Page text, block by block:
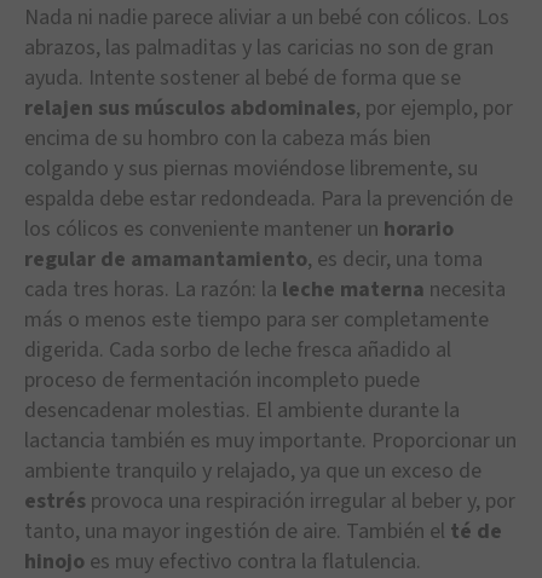
Nada ni nadie parece aliviar a un bebé con cólicos. Los
abrazos, las palmaditas y las caricias no son de gran
ayuda. Intente sostener al bebé de forma que se
relajen sus músculos abdominales, por ejemplo, por
encima de su hombro con la cabeza más bien
colgando y sus piernas moviéndose libremente, su
espalda debe estar redondeada. Para la prevención de
los cólicos es conveniente mantener un horario
regular de amamantamiento, es decir, una toma
cada tres horas. La razón: la leche materna necesita
más o menos este tiempo para ser completamente
digerida. Cada sorbo de leche fresca añadido al
proceso de fermentación incompleto puede
desencadenar molestias. El ambiente durante la
lactancia también es muy importante. Proporcionar un
ambiente tranquilo y relajado, ya que un exceso de
estrés provoca una respiración irregular al beber y, por
tanto, una mayor ingestión de aire. También el té de
hinojo es muy efectivo contra la flatulencia.